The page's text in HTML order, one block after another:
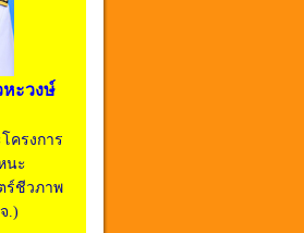
ะวงษ์
ครงการ
นะ
ร์ชีวภาพ
.)